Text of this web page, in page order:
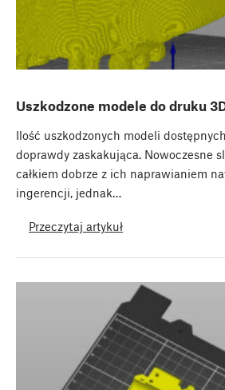
Uszkodzone modele do druku
Ilość uszkodzonych modeli
doprawdy zaskakująca. Nowoczesne
całkiem dobrze z ich naprawianiem
ingerencji, jednak…
Przeczytaj artykuł